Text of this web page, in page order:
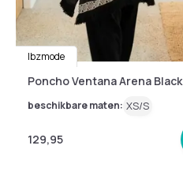
Ibzmode
Poncho Ventana Arena Black
beschikbare maten: XS/S
129,95